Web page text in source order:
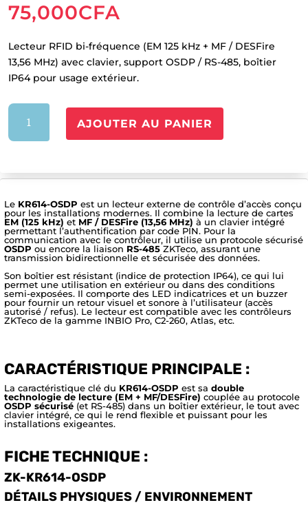
75,000CFA
Lecteur RFID bi-fréquence (EM 125 kHz + MF / DESFire
13,56 MHz) avec clavier, support OSDP / RS-485, boîtier
IP64 pour usage extérieur.
quantité
ZK-
OSDP
AJOUTER AU PANIER
Le KR614-OSDP est un lecteur externe de contrôle d’accès conçu
pour les installations modernes. Il combine la lecture de cartes
EM (125 kHz) et MF / DESFire (13,56 MHz) à un clavier intégré
permettant l’authentification par code PIN. Pour la
communication avec le contrôleur, il utilise un protocole sécurisé
OSDP ou encore la liaison RS-485 ZKTeco, assurant une
transmission bidirectionnelle et sécurisée des données.
Son boîtier est résistant (indice de protection IP64), ce qui lui
permet une utilisation en extérieur ou dans des conditions
semi-exposées. Il comporte des LED indicatrices et un buzzer
pour fournir un retour visuel et sonore à l’utilisateur (accès
autorisé / refus). Le lecteur est compatible avec les contrôleurs
ZKTeco de la gamme INBIO Pro, C2-260, Atlas, etc.
CARACTÉRISTIQUE PRINCIPALE :
La caractéristique clé du KR614-OSDP est sa double
technologie de lecture (EM + MF/DESFire) couplée au protocole
OSDP sécurisé (et RS-485) dans un boîtier extérieur, le tout avec
clavier intégré, ce qui le rend flexible et puissant pour les
installations exigeantes.
FICHE TECHNIQUE :
ZK-KR614-OSDP
DÉTAILS PHYSIQUES / ENVIRONNEMENT